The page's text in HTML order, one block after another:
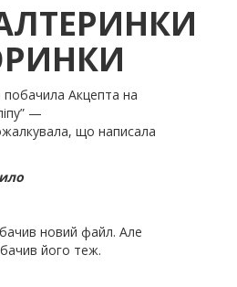
Акцепта на
—
що написала
новий файл. Але
його теж.